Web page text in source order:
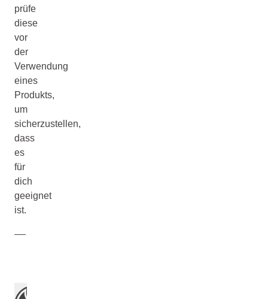
prüfe
diese
vor
der
Verwendung
eines
Produkts,
um
sicherzustellen,
dass
es
für
dich
geeignet
ist.